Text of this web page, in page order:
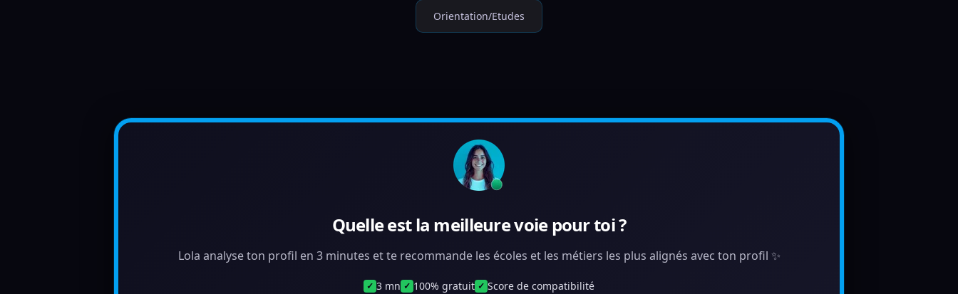
Orientation/Etudes
Quelle est la meilleure voie pour toi ?
Lola analyse ton profil en 3 minutes et te recommande les écoles et les métiers les plus alignés avec ton profil ✨
✓ 3 mn ✓ 100% gratuit ✓ Score de compatibilité